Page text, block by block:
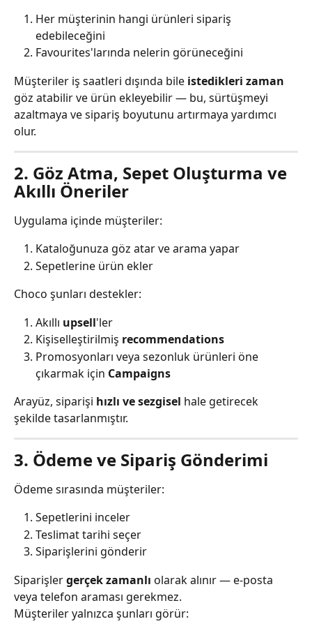
Her müşterinin hangi ürünleri sipariş
edebileceğini
Favourites'larında nelerin görüneceğini
Müşteriler iş saatleri dışında bile istedikleri zaman
göz atabilir ve ürün ekleyebilir — bu, sürtüşmeyi
azaltmaya ve sipariş boyutunu artırmaya yardımcı
olur.
2. Göz Atma, Sepet Oluşturma ve
Akıllı Öneriler
Uygulama içinde müşteriler:
Kataloğunuza göz atar ve arama yapar
Sepetlerine ürün ekler
Choco şunları destekler:
Akıllı upsell'ler
Kişiselleştirilmiş recommendations
Promosyonları veya sezonluk ürünleri öne
çıkarmak için Campaigns
Arayüz, siparişi hızlı ve sezgisel hale getirecek
şekilde tasarlanmıştır.
3. Ödeme ve Sipariş Gönderimi
Ödeme sırasında müşteriler:
Sepetlerini inceler
Teslimat tarihi seçer
Siparişlerini gönderir
Siparişler gerçek zamanlı olarak alınır — e-posta
veya telefon araması gerekmez.
Müşteriler yalnızca şunları görür: